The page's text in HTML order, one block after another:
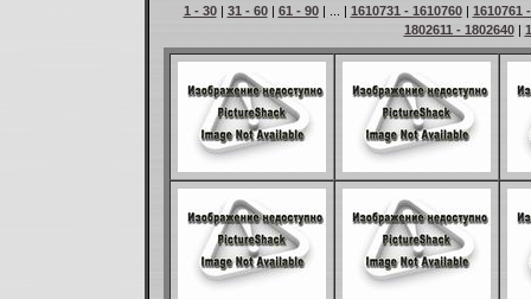
1 - 30| 31 - 60| 61 - 90| ... | 1610731 - 1610760| 1610761
1802611 - 1802640|